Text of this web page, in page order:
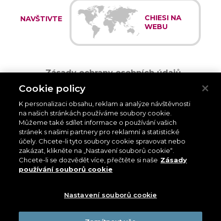
NAVŠTIVTE
CHIESI NA
WEBU
Zásady ochrany osobních údajů
Zásady používání souborů cookie
Zásady používání
Pro pacienty- V případě potřeby hlásit nežádoucí účinek léku se
obraťte na svého lékaře a požádejte ho, aby vyplnil a předložil
příslušnou kazuistiku příslušnému zdravotnickému úřadu v souladu s
požadavky farmakovigilance platnými ve vaší zemi. Nicméně mějte
prosím na paměti, že každý pacient může hlásit jakékoli takové
případy přímo národnímu systému hlášení.: CHIESI CZ s. r. o.-
Pro zdravotnický personál: Pokud potřebujete ohlásit zjištěný
Cookie policy
K personalizaci obsahu, reklam a analýze návštěvnosti
na našich stránkách používáme soubory cookie.
Můžeme také sdílet informace o používání vašich
stránek s našimi partnery pro reklamní a statistické
účely. Chcete-li tyto soubory cookie spravovat nebo
zakázat, klikněte na „Nastavení souborů cookie“.
Chcete-li se dozvědět více, přečtěte si naše Zásady
používání souborů cookie
Nastavení souborů cookie